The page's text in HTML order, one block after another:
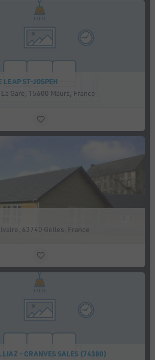
LEAP ST-JOSPEH
Gare, 15600 Maurs, France
63740 Gelles, France
- CRANVES SALES (74380)